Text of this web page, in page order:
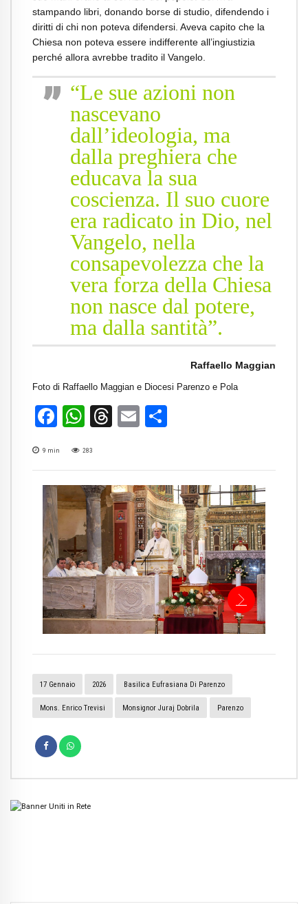
stampando libri, donando borse di studio, difendendo i
diritti di chi non poteva difendersi. Aveva capito che la
Chiesa non poteva essere indifferente all’ingiustizia
perché allora avrebbe tradito il Vangelo.
“Le sue azioni non
nascevano
dall’ideologia, ma
dalla preghiera che
educava la sua
coscienza. Il suo cuore
era radicato in Dio, nel
Vangelo, nella
consapevolezza che la
vera forza della Chiesa
non nasce dal potere,
ma dalla santità”.
Raffaello Maggian
Foto di Raffaello Maggian e Diocesi Parenzo e Pola
Facebook
WhatsApp
Threads
Email
9 min 283
17 Gennaio 2026 Basilica Eufrasiana Di Parenzo
Mons. Enrico Trevisi Monsignor Juraj Dobrila Parenzo